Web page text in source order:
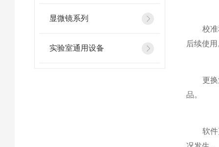
显微镜系列
实验室通用设备
校准和
后续使
更换消
品。
软件更